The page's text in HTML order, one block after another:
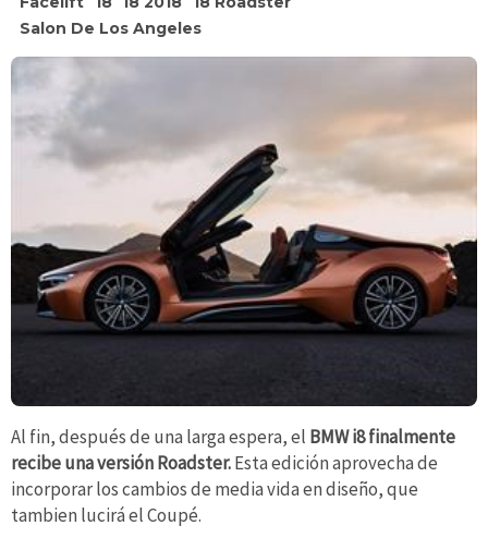
Salon De Los Angeles
Al fin, después de una larga espera, el BMW i8 finalmente
recibe una versión Roadster.Esta edición aprovecha de
incorporar los cambios de media vida en diseño, que
tambien lucirá el Coupé.